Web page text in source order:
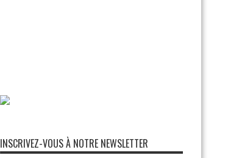
INSCRIVEZ-VOUS À NOTRE NEWSLETTER